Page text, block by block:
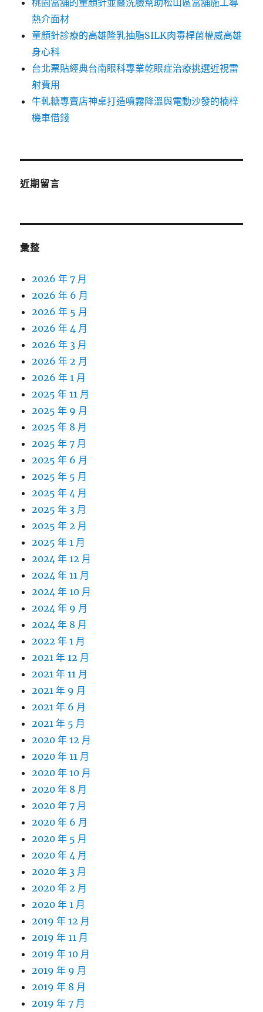
桃園當舖的童顏針並醫洗臉幫助松山區當舖施工導
熱介面材
童顏針診療的高雄隆乳抽脂SILK肉毒桿菌權威高雄
身心科
台北票貼經典台南眼科專業乾眼症治療挑選近視雷
射費用
牛軋糖專賣店神桌打造噴霧降溫與電動沙發的楠梓
機車借錢
近期留言
彙整
2026 年 7 月
2026 年 6 月
2026 年 5 月
2026 年 4 月
2026 年 3 月
2026 年 2 月
2026 年 1 月
2025 年 11 月
2025 年 9 月
2025 年 8 月
2025 年 7 月
2025 年 6 月
2025 年 5 月
2025 年 4 月
2025 年 3 月
2025 年 2 月
2025 年 1 月
2024 年 12 月
2024 年 11 月
2024 年 10 月
2024 年 9 月
2024 年 8 月
2022 年 1 月
2021 年 12 月
2021 年 11 月
2021 年 9 月
2021 年 6 月
2021 年 5 月
2020 年 12 月
2020 年 11 月
2020 年 10 月
2020 年 8 月
2020 年 7 月
2020 年 6 月
2020 年 5 月
2020 年 4 月
2020 年 3 月
2020 年 2 月
2020 年 1 月
2019 年 12 月
2019 年 11 月
2019 年 10 月
2019 年 9 月
2019 年 8 月
2019 年 7 月